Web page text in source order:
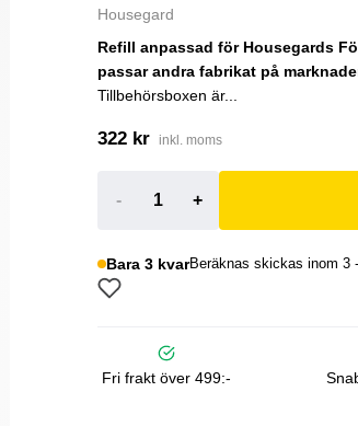
Housegard
Refill anpassad för Housegards
passar andra fabrikat på
Tillbehörsboxen är...
322 kr inkl. moms
- +
Bara 3 kvarBeräknas skickas inom 3
Fri frakt över 499:-